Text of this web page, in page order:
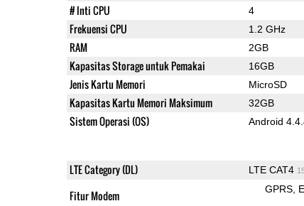
# Inti CPU 4
Frekuensi CPU 1.2 GHz
RAM 2GB
Kapasitas Storage untuk Pemakai 16GB
Jenis Kartu Memori MicroSD
Kapasitas Kartu Memori Maksimum 32GB
Sistem Operasi (OS) Android
LTE Category (DL) LTE CAT4
Fitur Modem GPRS